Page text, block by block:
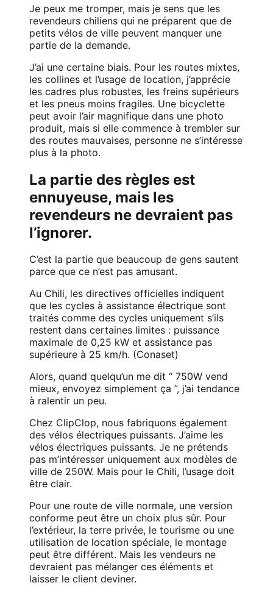
Je peux me tromper, mais je sens que les
revendeurs chiliens qui ne préparent que de
petits vélos de ville peuvent manquer une
partie de la demande.
J’ai une certaine biais. Pour les routes mixtes,
les collines et l’usage de location, j’apprécie
les cadres plus robustes, les freins supérieurs
et les pneus moins fragiles. Une bicyclette
peut avoir l’air magnifique dans une photo
produit, mais si elle commence à trembler sur
des routes mauvaises, personne ne s’intéresse
plus à la photo.
La partie des règles est
ennuyeuse, mais les
revendeurs ne devraient pas
l’ignorer.
C’est la partie que beaucoup de gens sautent
parce que ce n’est pas amusant.
Au Chili, les directives officielles indiquent
que les cycles à assistance électrique sont
traités comme des cycles uniquement s’ils
restent dans certaines limites : puissance
maximale de 0,25 kW et assistance pas
supérieure à 25 km/h. (Conaset)
Alors, quand quelqu’un me dit “ 750W vend
mieux, envoyez simplement ça ”, j’ai tendance
à ralentir un peu.
Chez ClipClop, nous fabriquons également
des vélos électriques puissants. J’aime les
vélos électriques puissants. Je ne prétends
pas m’intéresser uniquement aux modèles de
ville de 250W. Mais pour le Chili, l’usage doit
être clair.
Pour une route de ville normale, une version
conforme peut être un choix plus sûr. Pour
l’extérieur, la terre privée, le tourisme ou une
utilisation de location spéciale, le montage
peut être différent. Mais les vendeurs ne
devraient pas mélanger ces éléments et
laisser le client deviner.